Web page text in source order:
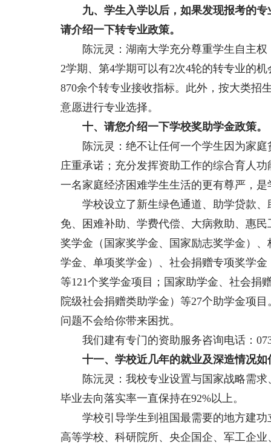
九、学生入学以后，如果发现报考的
请介绍一下转专业政策。
陈沅灵：湖南大学充分尊重学生自主权
2学期、第4学期可以有2次4轮的转专业的
870余个转专业接收指标。此外，按大类招
意愿进行专业选择。
十、请您介绍一下学校奖助学金政策。
陈沅灵：绝不让任何一个学生因为家庭
庄重承诺；充分发挥资助工作的综合育人
一名家庭经济困难学生生活的更有尊严，
学校设立了新生绿色通道、助学贷款、
免、困难补助、学费代偿、大病救助、惠
奖学金（国家奖学金、国家励志奖学金）
学金、单项奖学金）、社会捐赠专项奖学
等121个奖学金项目；国家助学金、社会捐
院级社会捐赠类助学金）等27个助学金项
问题不会给你带来困扰。
我们建有专门的资助服务咨询电话：
十一、学校近几年的就业及深造情况如
陈沅灵：我校专业设置与国家战略需求
毕业去向落实率一直保持在92%以上。
学校引导学生到祖国最需要的地方建功
高等学校、科研院所、央企国企、军工企